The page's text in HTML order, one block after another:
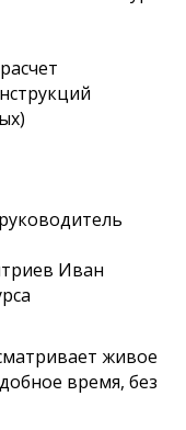
Иван
живое
время, без